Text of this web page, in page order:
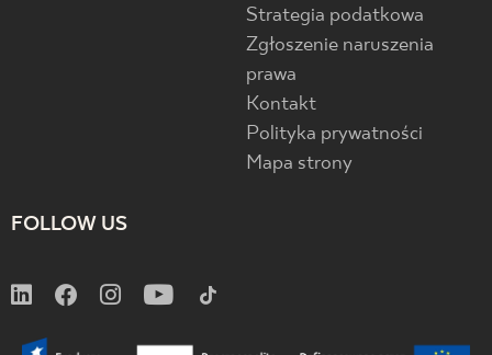
Strategia podatkowa
Zgłoszenie naruszenia
prawa
Kontakt
Polityka prywatności
Mapa strony
FOLLOW US